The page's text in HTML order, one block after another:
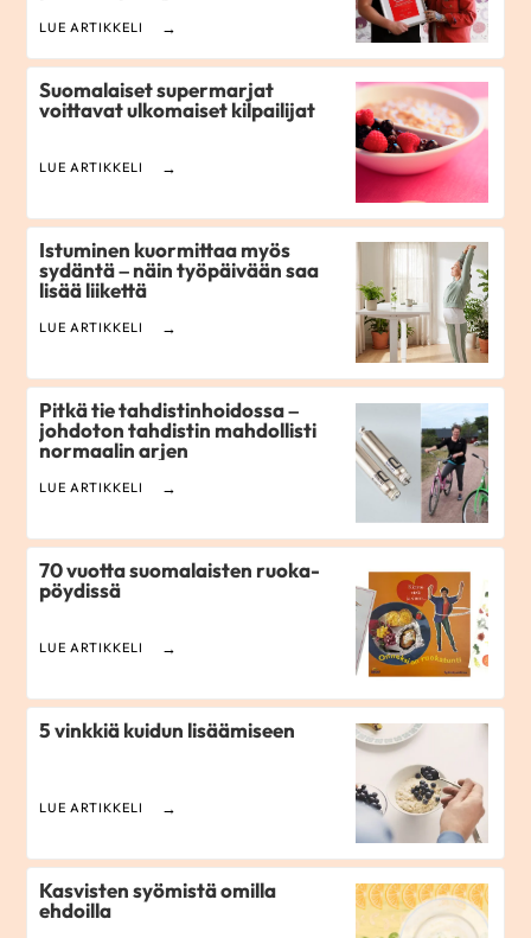
LUE ARTIKKELI
Suomalaiset supermarjat
voittavat ulkomaiset kilpailijat
LUE ARTIKKELI
Istuminen kuormittaa myös
sydäntä – näin työpäivään saa
lisää liikettä
LUE ARTIKKELI
Pitkä tie tahdistinhoidossa –
johdoton tahdistin mahdollisti
normaalin arjen
LUE ARTIKKELI
70 vuotta suomalaisten ruoka­
pöydissä
LUE ARTIKKELI
5 vinkkiä kuidun lisäämiseen
LUE ARTIKKELI
Kasvisten syömistä omilla
ehdoilla